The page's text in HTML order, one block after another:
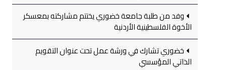
وفد من طلبة جامعة خضوري يختتم مشاركته بمعسكر
الأخوة الفلسطينية الأردنية
خضوري تشارك في ورشة عمل تحت عنوان التقويم
الذاتي المؤسسي